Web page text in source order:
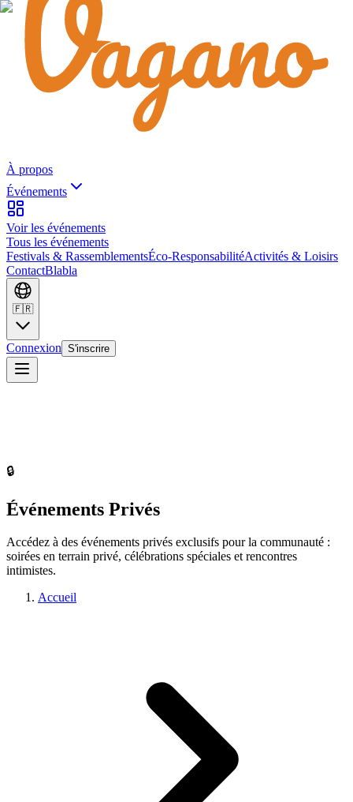
À propos
Événements
Voir les événements
Tous les événements
Festivals & RassemblementsÉco-ResponsabilitéActivités & Loisirs
ContactBlabla
🇫🇷
Connexion S'inscrire
🔒
Événements Privés
Accédez à des événements privés exclusifs pour la communauté :
soirées en terrain privé, célébrations spéciales et rencontres
intimistes.
Accueil